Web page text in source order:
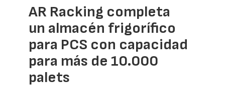
AR Racking completa
un almacén frigorífico
para PCS con capacidad
para más de 10.000
palets